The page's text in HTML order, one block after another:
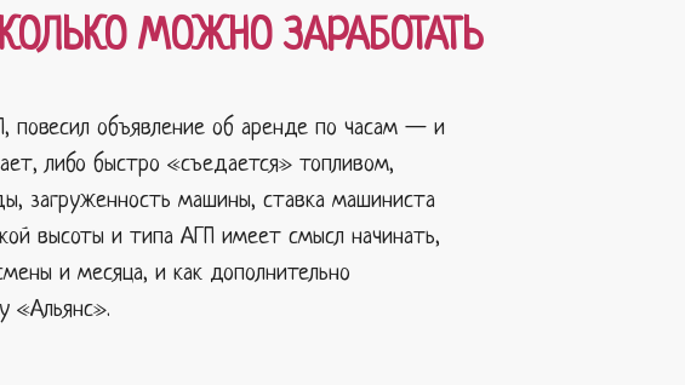
МОЖНО ЗАРАБОТАТЬ
повесил объявление об аренде по часам — и
либо быстро «съедается» топливом,
загруженность машины, ставка машиниста
высоты и типа АГП имеет смысл начинать,
и месяца, и как дополнительно
«Альянс».